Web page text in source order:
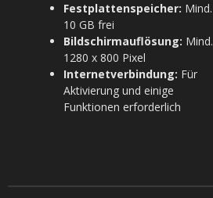
Festplattenspeicher: Mind.
10 GB frei
Bildschirmauflösung: Mind.
1280 x 800 Pixel
Internetverbindung: Für
Aktivierung und einige
Funktionen erforderlich